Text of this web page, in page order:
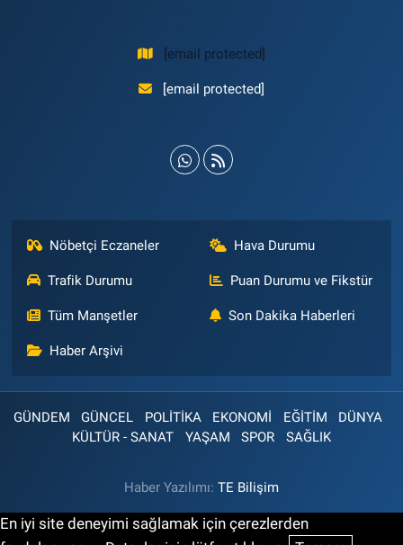
[email protected]
[email protected]
Nöbetçi Eczaneler Hava Durumu
Trafik Durumu Puan Durumu ve Fikstür
Tüm Manşetler Son Dakika Haberleri
Haber Arşivi
GÜNDEM GÜNCEL POLİTİKA EKONOMİ EĞİTİM
DÜNYA
KÜLTÜR - SANAT
YAŞAM SPOR SAĞLIK
Haber Yazılımı: TE Bilişim
En iyi site deneyimi sağlamak için çerezlerden